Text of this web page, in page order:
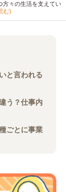
方々の生活を支えてい
む)
と言われる
う？仕事内
ごとに事業